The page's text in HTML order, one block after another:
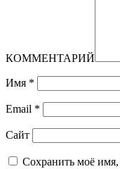
КОММЕНТАРИЙ
Имя *
Email *
Сайт
Сохранить моё имя,